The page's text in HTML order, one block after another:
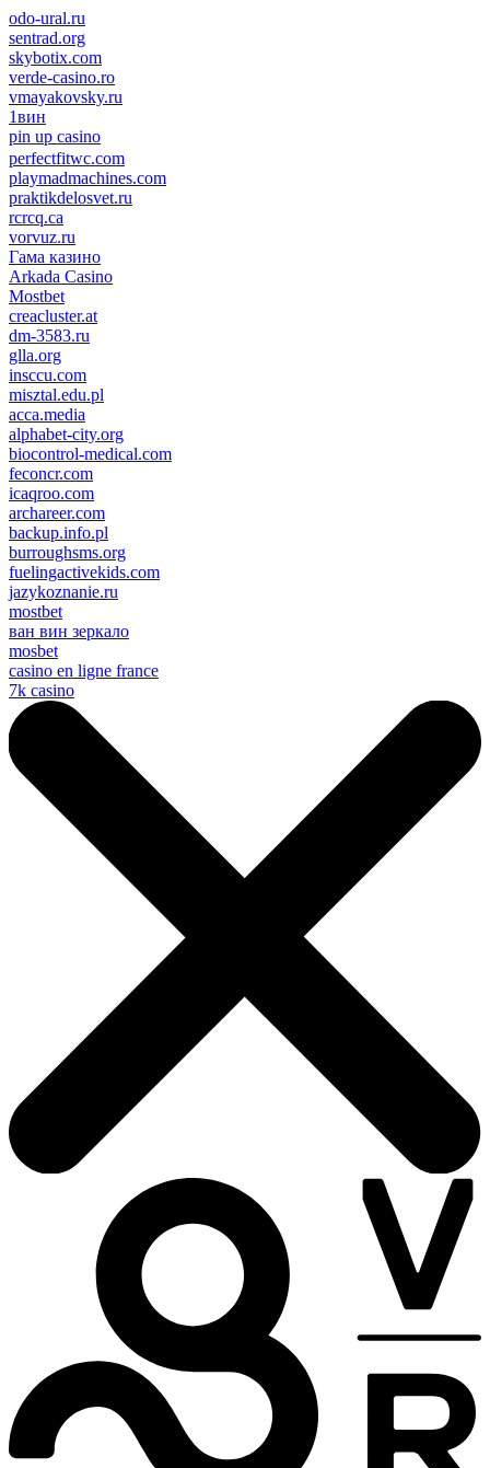
odo-ural.ru
sentrad.org
skybotix.com
verde-casino.ro
vmayakovsky.ru
1вин
pin up casino
пин ап
1win
perfectfitwc.com
playmadmachines.com
praktikdelosvet.ru
rcrcq.ca
vorvuz.ru
Гама казино
Arkada Casino
Mostbet
creacluster.at
dm-3583.ru
glla.org
insccu.com
misztal.edu.pl
acca.media
alphabet-city.org
biocontrol-medical.com
feconcr.com
icaqroo.com
archareer.com
backup.info.pl
burroughsms.org
fuelingactivekids.com
jazykoznanie.ru
mostbet
ван вин зеркало
mosbet
casino en ligne france
7k casino